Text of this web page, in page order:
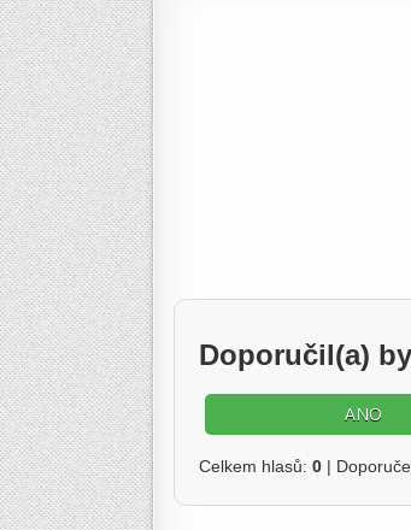
Doporučil(a)
ANO
Celkem hlasů: 0 |